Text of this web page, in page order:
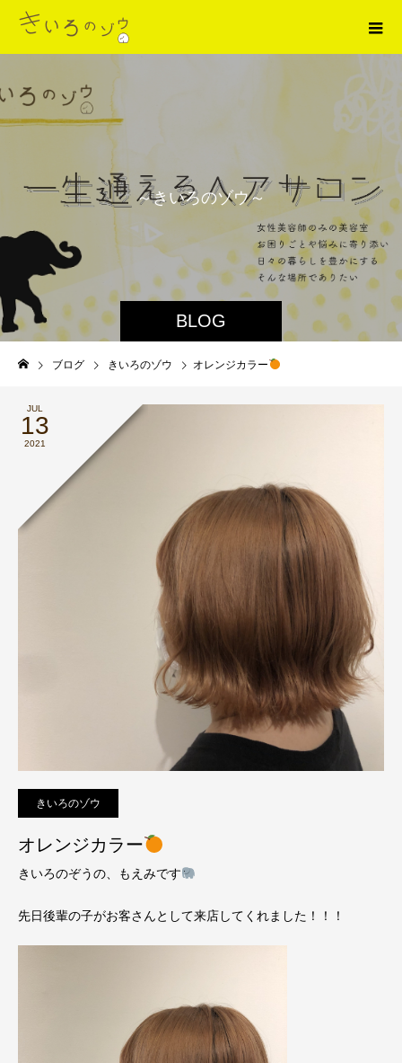
BLOG
～きいろのゾウ～
ブログ きいろのゾウ オレンジカラー
JUL
13
2021
きいろのゾウ
オレンジカラー
きいろのぞうの、もえみです
先日後輩の子がお客さんとして来店してくれました！！！